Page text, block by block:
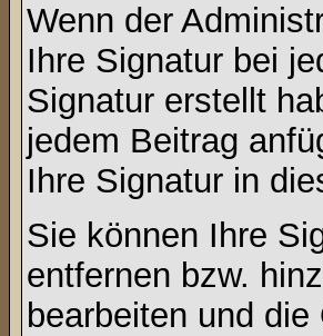
Wenn der
Ihre Signatur bei
Signatur erstellt
jedem Beitrag
Ihre Signatur in
Sie können Ihre
entfernen bzw.
bearbeiten und